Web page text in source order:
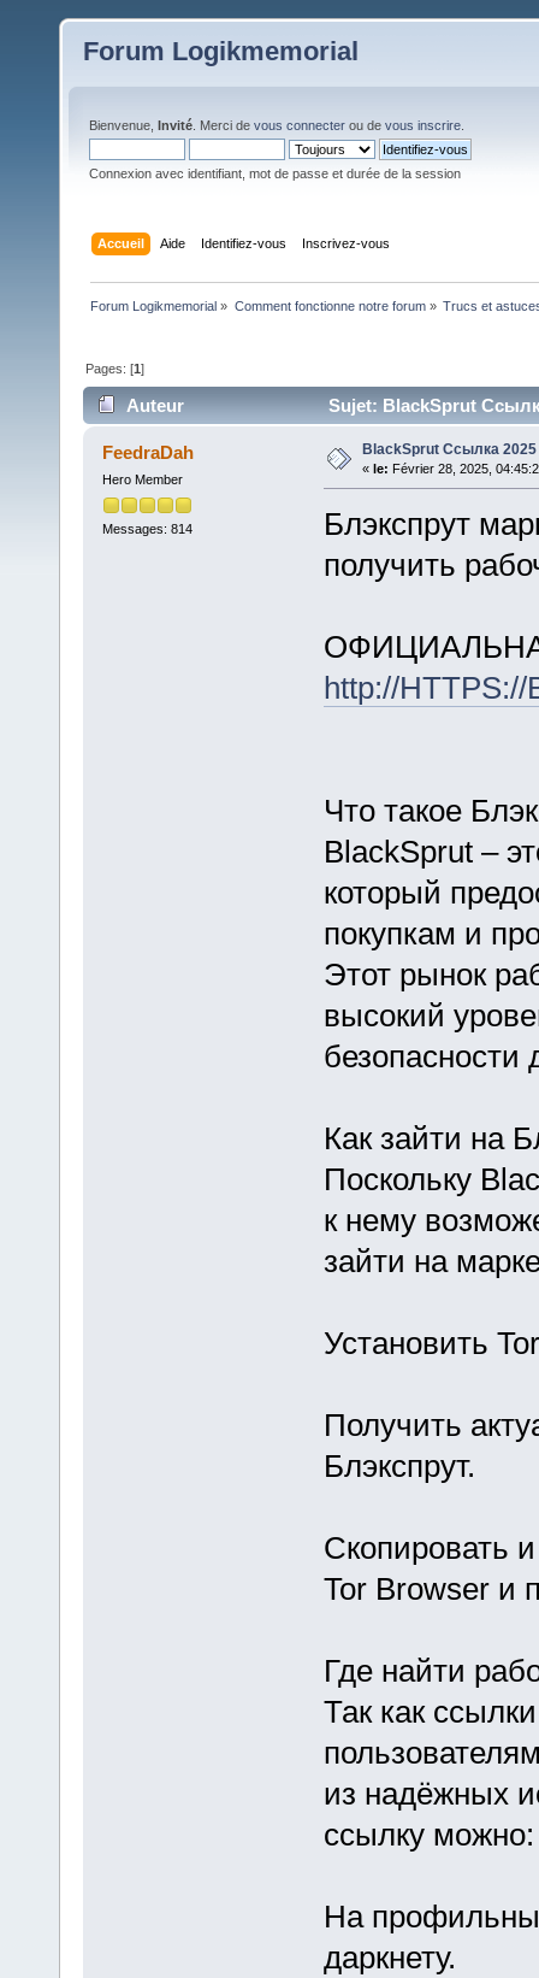
Forum Logikmemorial
Bienvenue, Invité . Merci de vous connecter ou de vous inscrire
Connexion avec identifiant, mot de passe et durée de la session
Accueil Aide Identifiez-vous Inscrivez-vous
Forum Logikmemorial » Comment fonctionne notre forum» Trucs et
Pages: [1]
Auteur Sujet: BlackSprut
FeedraDah
Hero Member
Messages: 814
BlackSprut Ссылка 2025
« le: Février 28, 2025,
Блэкспрут
получить
http://HTTPS://
Что такое
BlackSprut –
который
покупкам и
Этот рынок
высокий
безопасности
Как зайти на
Поскольку
к нему
зайти на
Установить
Получить
Блэкспрут.
Скопировать
Tor Browser и
Где найти
Так как
из надёжных
ссылку можно:
На
даркнету.